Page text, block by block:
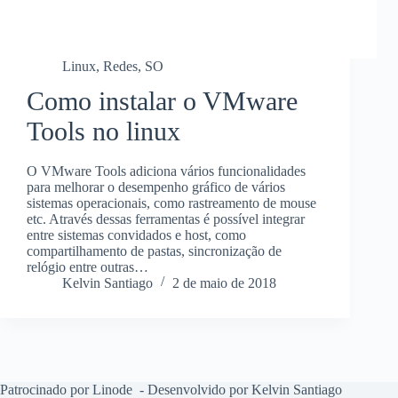
Linux, Redes, SO
Como instalar o VMware
Tools no linux
O VMware Tools adiciona vários funcionalidades
para melhorar o desempenho gráfico de vários
sistemas operacionais, como rastreamento de mouse
etc. Através dessas ferramentas é possível integrar
entre sistemas convidados e host, como
compartilhamento de pastas, sincronização de
relógio entre outras…
Kelvin Santiago
2 de maio de 2018
Patrocinado por Linode - Desenvolvido por Kelvin Santiago